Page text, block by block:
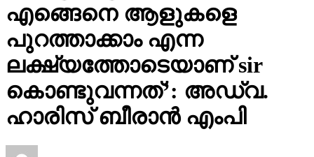
പുറത്താക്കാം എന്ന
ലക്ഷ്യത്തോടെയാണ് sir
കൊണ്ടുവന്നത്’: അഡ്വ.
ഹാരിസ് ബീരാൻ എംപി